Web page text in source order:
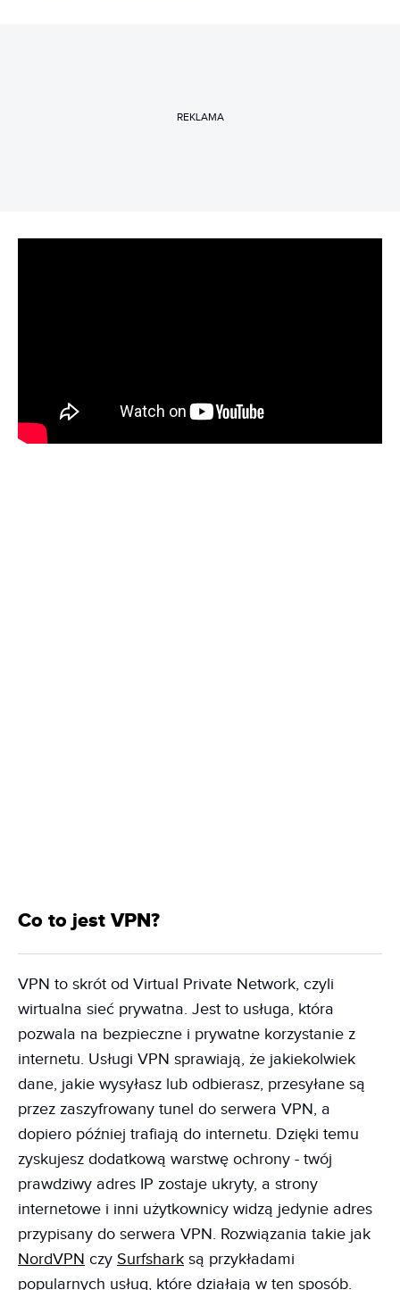
REKLAMA
Co to jest VPN?
VPN to skrót od Virtual Private Network, czyli
wirtualna sieć prywatna. Jest to usługa, która
pozwala na bezpieczne i prywatne korzystanie z
internetu. Usługi VPN sprawiają, że jakiekolwiek
dane, jakie wysyłasz lub odbierasz, przesyłane są
przez zaszyfrowany tunel do serwera VPN, a
dopiero później trafiają do internetu. Dzięki temu
zyskujesz dodatkową warstwę ochrony - twój
prawdziwy adres IP zostaje ukryty, a strony
internetowe i inni użytkownicy widzą jedynie adres
przypisany do serwera VPN. Rozwiązania takie jak
NordVPN czy Surfshark są przykładami
popularnych usług, które działają w ten sposób.